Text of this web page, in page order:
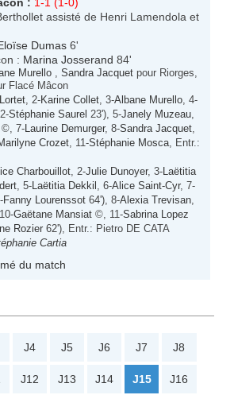
assisté de Henri Lamendola et
Dumas 6'
: Marina Josserand 84'
Murello Sandra Jacquet pour Riorges,
Flacé Mâcon
, 2-Karine Collet , 3-Albane Murello , 4-
Stéphanie Saurel 23'), 5-Janely Muzeau
©, 7- Laurine Demurger, 8-Sandra Jacquet
Crozet , 11-Stéphanie Mosca , Entr.:
Charbouillot , 2-Julie Dunoyer, 3- Laëtitia
, 5- Laëtitia Dekkil , 6-Alice Saint-Cyr, 7-
Fanny Lourenssot 64'), 8-Alexia Trevisan
10-Gaëtane Mansiat ©, 11-Sabrina Lopez
Rozier 62'), Entr.: Pietro DE CATA
Cartia
du match
J4 J5 J6 J7 J8
J12 J13 J14 J15 J16